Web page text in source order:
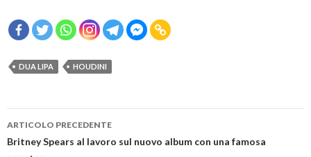
DUA LIPA HOUDINI
Navigazione
articolo
ARTICOLO PRECEDENTE
Britney Spears al lavoro sul nuovo album con una famosa